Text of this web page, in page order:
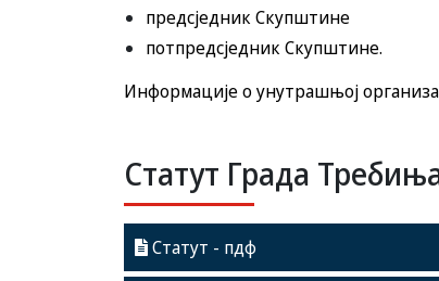
предсједник Скупштине
потпредсједник Скупштине.
Информације о унутрашњој
Статут Града
Статут - пдф